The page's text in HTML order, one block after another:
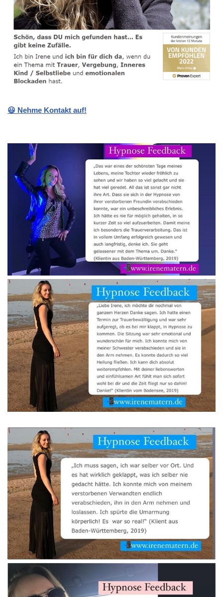
😃 Nehme Kontakt auf!